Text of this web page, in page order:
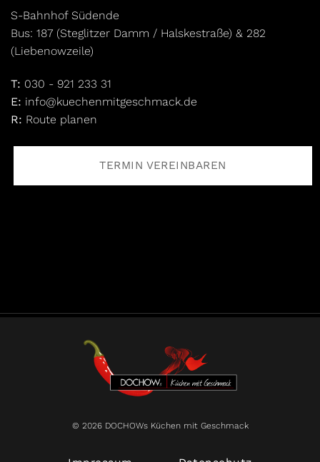
S-Bahnhof Südende
Bus: 187 (Steglitzer Damm / Halskestraße) & 282
(Liebenowzeile)
T: 030 - 921 233 31
E: info@kuechenmitgeschmack.de
R: Route planen
TERMIN VEREINBAREN
© 2026 DOCHOWs Küchen mit Geschmack